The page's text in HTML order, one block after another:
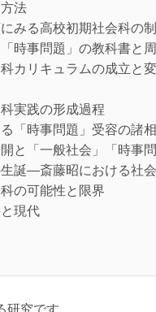
法
みる高校初期社会科の
時事問題」の教科書と
カリキュラムの成立と
実践の形成過程
「時事問題」受容の諸
と「一般社会」「時事問
誕―斎藤昭における社
の可能性と限界
現代
究です。